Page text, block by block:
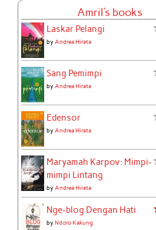
Amril's books
Laskar Pelangi
byAndrea Hirata
Sang Pemimpi
byAndrea Hirata
Edensor
byAndrea Hirata
Maryamah Karpov: Mimpi-
mimpi Lintang
byAndrea Hirata
Nge-blog Dengan Hati
byNdoro Kakung